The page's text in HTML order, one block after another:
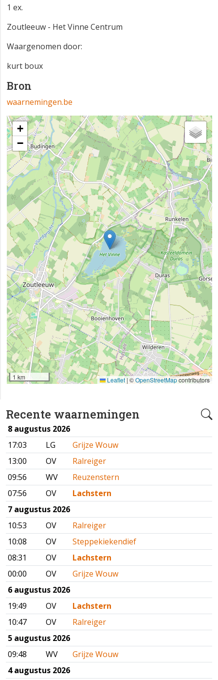
Recente waarnemingen
8 augustus 2026
17:03
LG
Grijze Wouw
13:00
OV
Ralreiger
09:56
WV
Reuzenstern
07:56
OV
Lachstern
7 augustus 2026
10:53
OV
Ralreiger
10:08
OV
Steppekiekendief
08:31
OV
Lachstern
00:00
OV
Grijze Wouw
6 augustus 2026
19:49
OV
Lachstern
10:47
OV
Ralreiger
5 augustus 2026
09:48
WV
Grijze Wouw
4 augustus 2026
1 ex.
Zoutleeuw - Het Vinne Centrum
Waargenomen door:
kurt boux
Bron
waarnemingen.be
+
−
1 km Leaflet | ©OpenStreetMapcontributors